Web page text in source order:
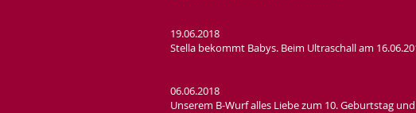
19.06.2018
Stella bekommt Babys. Beim Ultraschall am
06.06.2018
Unserem B-Wurf alles Liebe zum 10. Geburtstag